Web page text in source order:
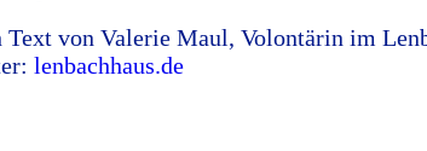
Text von Valerie Maul, Volontärin im
lenbachhaus.de